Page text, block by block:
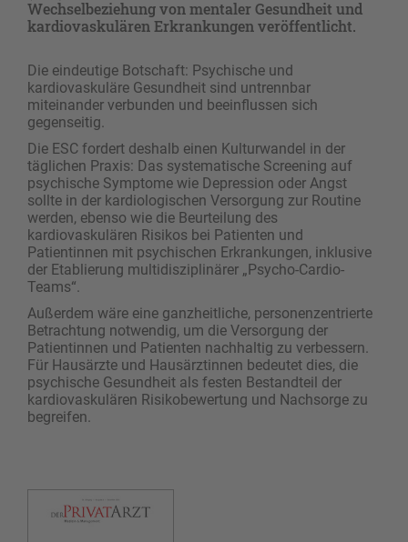
Wechselbeziehung von mentaler Gesundheit und
kardiovaskulären Erkrankungen veröffentlicht.
Die eindeutige Botschaft: Psychische und
kardiovaskuläre Gesundheit sind untrennbar
miteinander verbunden und beeinflussen sich
gegenseitig.
Die ESC fordert deshalb einen Kulturwandel in der
täglichen Praxis: Das systematische Screening auf
psychische Symptome wie Depression oder Angst
sollte in der kardiologischen Versorgung zur Routine
werden, ebenso wie die Beurteilung des
kardiovaskulären Risikos bei Patienten und
Patientinnen mit psychischen Erkrankungen, inklusive
der Etablierung multidisziplinärer „Psycho-Cardio-
Teams“.
Außerdem wäre eine ganzheitliche, personenzentrierte
Betrachtung notwendig, um die Versorgung der
Patientinnen und Patienten nachhaltig zu verbessern.
Für Hausärzte und Hausärztinnen bedeutet dies, die
psychische Gesundheit als festen Bestandteil der
kardiovaskulären Risikobewertung und Nachsorge zu
begreifen.